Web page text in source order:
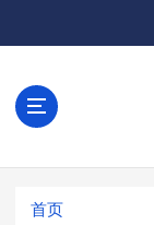
首页